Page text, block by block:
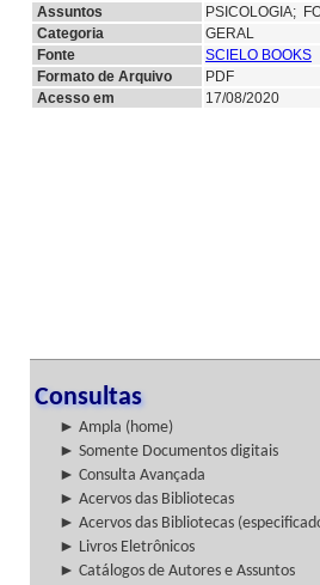
Assuntos
PSICOLOGIA;
Categoria
GERAL
Fonte
SCIELO BOOKS
Formato de Arquivo
PDF
Acesso em
17/08/2020
Consultas
► Ampla (home)
► Somente Documentos digitais
► Consulta Avançada
► Acervos das Bibliotecas
► Acervos das Bibliotecas
► Livros Eletrônicos
► Catálogos de Autores e Assuntos